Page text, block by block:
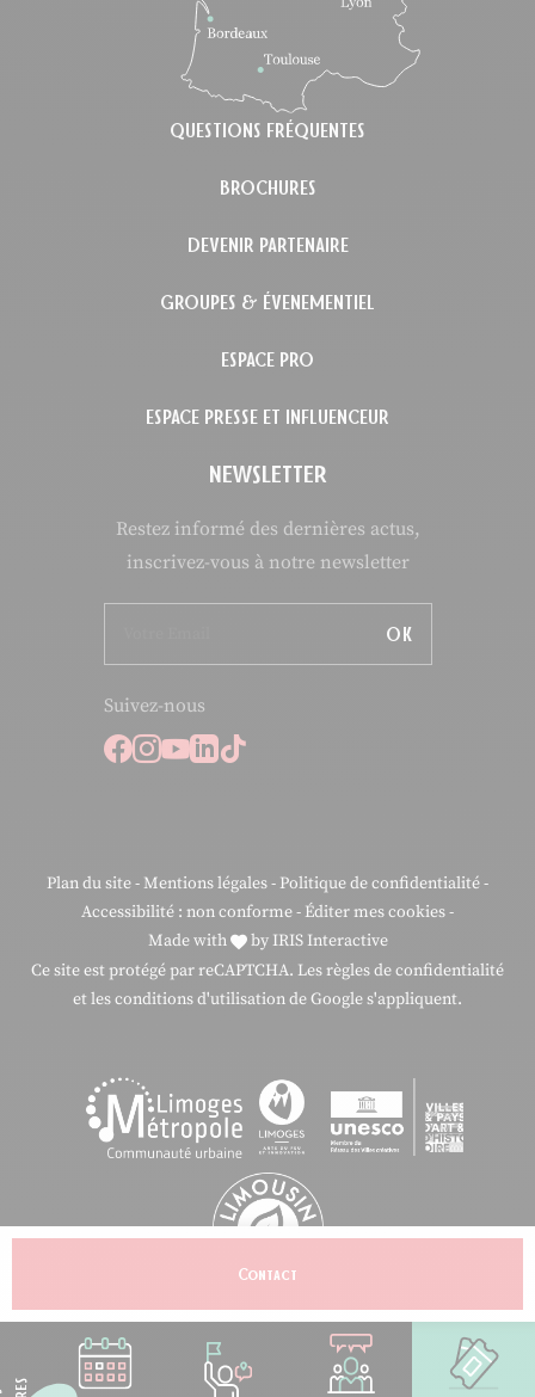
Contact
QUESTIONS FRÉQUENTES
BROCHURES
DEVENIR PARTENAIRE
GROUPES & ÉVENEMENTIEL
ESPACE PRO
ESPACE PRESSE ET INFLUENCEUR
NEWSLETTER
Restez informé des dernières actus,
inscrivez-vous à notre newsletter
OK
Suivez-nous
Suivez-nous sur Facebook
Suivez-nous sur Instagram
Suivez-nous sur Youtube
Suivez-nous sur
Suivez-nous sur Tiktok
Plan du site-Mentions légales- Politique de confidentialité-
Accessibilité : non conforme- Éditer mes cookies-
Made with
byIRIS Interactive
Ce site est protégé par reCAPTCHA. Lesrègles de confidentialité
et lesconditions d'utilisationde Google s'appliquent.